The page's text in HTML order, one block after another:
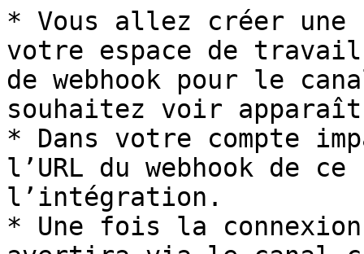
* Vous allez créer une
votre espace de travail
de webhook pour le
souhaitez voir
* Dans votre compte
l’URL du webhook de
l’intégration.
* Une fois la